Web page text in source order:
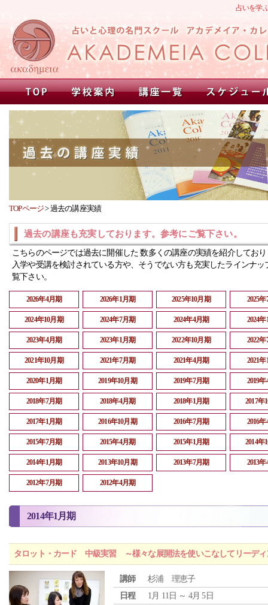
占いを学
TOPページ>過去の講座実績
過去の講座も充実しております。参考にご覧下さい。
こちらのページでは過去に開催した 数多くの講座の実績を紹介してお
入学や受講を検討されている方や、そうでない方も充実したラインナッ
覧下さい。
2026年4月期 2026年1月期 2025年10月期 2025
2024年10月期 2024年7月期 2024年4月期 2024
2023年4月期 2023年1月期 2022年10月期 2022
2021年10月期 2021年7月期 2021年4月期 2021
2020年1月期 2019年10月期 2019年7月期 2019
2018年7月期 2018年4月期 2018年1月期 2017年
2017年1月期 2016年10月期 2016年7月期 2016
2015年7月期 2015年4月期 2015年1月期 2014年
2014年1月期 2013年10月期 2013年7月期 2013
2012年7月期 2012年4月期
2014年1月期
タロット・カード 中級実習 ～様々な展開法を使いこなしてリーディ
講師
杉浦 理恵子
日程
1月 11日 ～ 4月 5日